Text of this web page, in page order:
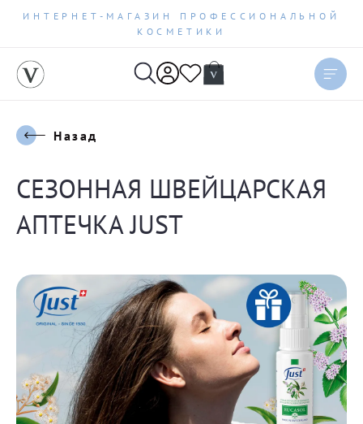
ИНТЕРНЕТ-МАГАЗИН ПРОФЕССИОНАЛЬНОЙ
КОСМЕТИКИ
Назад
СЕЗОННАЯ ШВЕЙЦАРСКАЯ
АПТЕЧКА JUST